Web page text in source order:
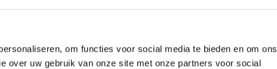
om functies voor social media te bieden en om ons
over uw gebruik van onze site met onze partners voor social